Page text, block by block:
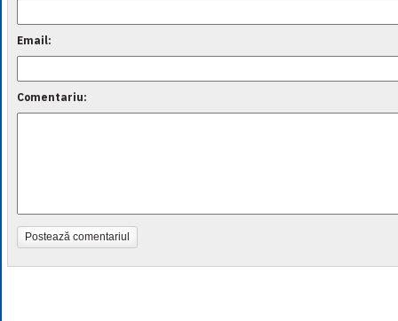
Email:
Comentariu:
Postează comentariul